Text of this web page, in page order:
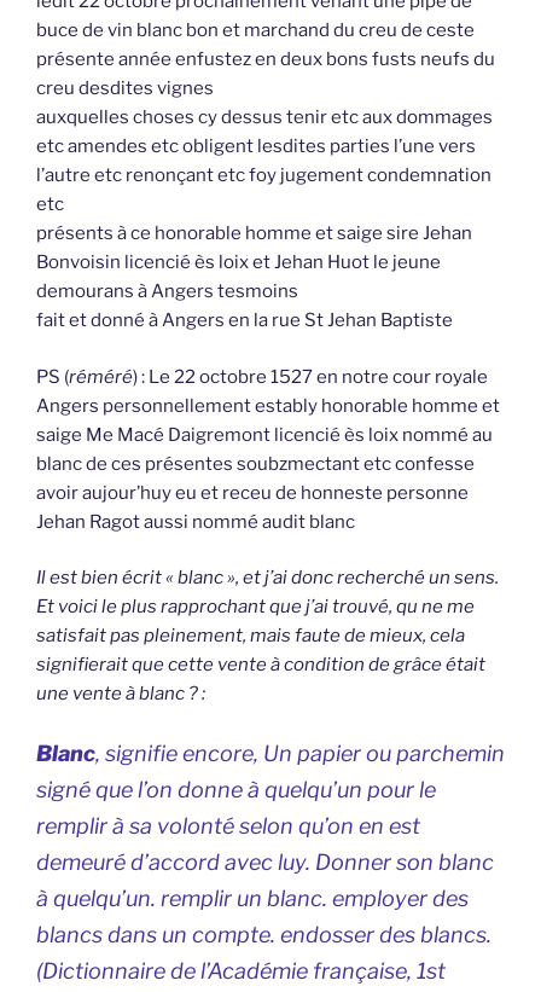
buce de vin blanc bon et marchand du creu de ceste
présente année enfustez en deux bons fusts neufs du
creu desdites vignes
auxquelles choses cy dessus tenir etc aux dommages
etc amendes etc obligent lesdites parties l’une vers
l’autre etc renonçant etc foy jugement condemnation
etc
présents à ce honorable homme et saige sire Jehan
Bonvoisin licencié ès loix et Jehan Huot le jeune
demourans à Angers tesmoins
fait et donné à Angers en la rue St Jehan Baptiste
PS (réméré) : Le 22 octobre 1527 en notre cour royale
Angers personnellement estably honorable homme et
saige Me Macé Daigremont licencié ès loix nommé au
blanc de ces présentes soubzmectant etc confesse
avoir aujour’huy eu et receu de honneste personne
Jehan Ragot aussi nommé audit blanc
Il est bien écrit « blanc », et j’ai donc recherché un sens.
Et voici le plus rapprochant que j’ai trouvé, qu ne me
satisfait pas pleinement, mais faute de mieux, cela
signifierait que cette vente à condition de grâce était
une vente à blanc ? :
Blanc, signifie encore, Un papier ou parchemin
signé que l’on donne à quelqu’un pour le
remplir à sa volonté selon qu’on en est
demeuré d’accord avec luy. Donner son blanc
à quelqu’un. remplir un blanc. employer des
blancs dans un compte. endosser des blancs.
(Dictionnaire de l’Académie française, 1st